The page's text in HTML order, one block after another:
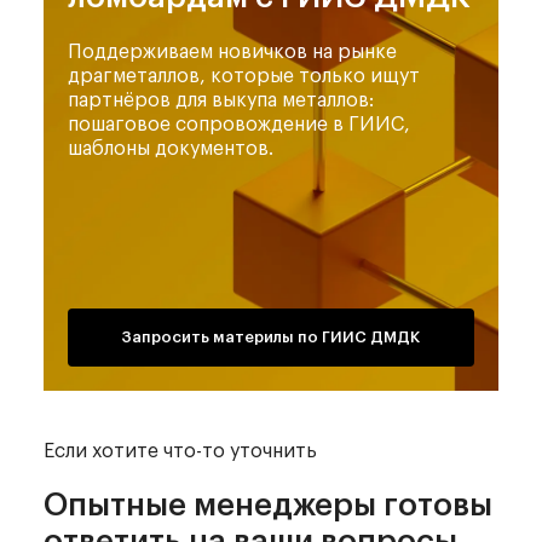
Поддерживаем новичков на рынке
драгметаллов, которые только ищут
партнёров для выкупа металлов:
пошаговое сопровождение в ГИИС,
шаблоны документов.
Запросить материлы по ГИИС ДМДК
Если хотите что-то уточнить
Опытные менеджеры готовы